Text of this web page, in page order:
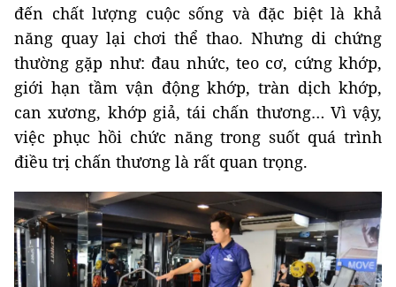
đến chất lượng cuộc sống và đặc biệt là khả
năng quay lại chơi thể thao. Nhưng di chứng
thường gặp như: đau nhức, teo cơ, cứng khớp,
giới hạn tầm vận động khớp, tràn dịch khớp,
can xương, khớp giả, tái chấn thương… Vì vậy,
việc phục hồi chức năng trong suốt quá trình
điều trị chấn thương là rất quan trọng.